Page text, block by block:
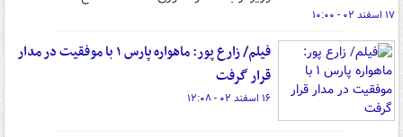
۱۷ اسفند ۰۲ - ۱۰:۰۰
فیلم/ زارع پور: ماهواره پارس ۱ با موفقیت در مدار
قرار گرفت
۱۶ اسفند ۰۲ - ۱۲:۰۸